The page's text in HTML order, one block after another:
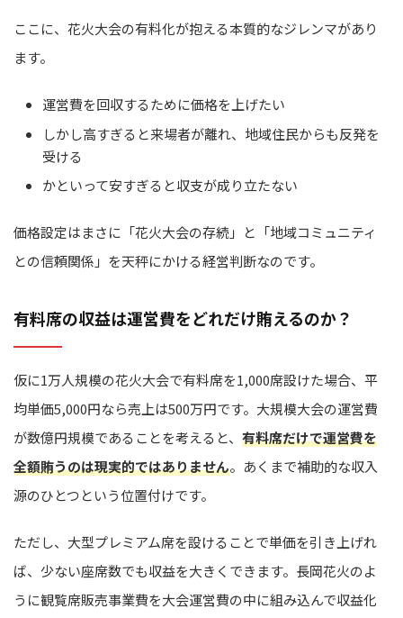
ここに、花火大会の有料化が抱える本質的なジレンマがあり
ます。
運営費を回収するために価格を上げたい
しかし高すぎると来場者が離れ、地域住民からも反発を
受ける
かといって安すぎると収支が成り立たない
価格設定はまさに「花火大会の存続」と「地域コミュニティ
との信頼関係」を天秤にかける経営判断なのです。
有料席の収益は運営費をどれだけ賄えるのか？
仮に1万人規模の花火大会で有料席を1,000席設けた場合、平
均単価5,000円なら売上は500万円です。大規模大会の運営費
が数億円規模であることを考えると、 有料席だけで運営費を
全額賄うのは現実的ではありません。あくまで補助的な収入
源のひとつという位置付けです。
ただし、大型プレミアム席を設けることで単価を引き上げれ
ば、少ない座席数でも収益を大きくできます。長岡花火のよ
うに観覧席販売事業費を大会運営費の中に組み込んで収益化